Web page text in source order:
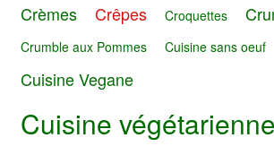
Crèmes
Crêpes Croquettes
Crumble aux Pommes Cuisine sans oeuf
Cuisine Vegane
Cuisine végétarienne